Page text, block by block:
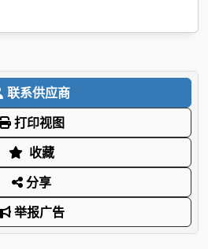
联系供应商
打印视图
收藏
分享
举报广告